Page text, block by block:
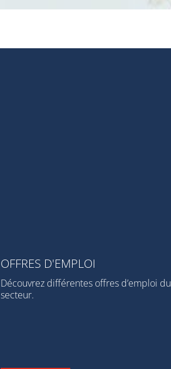
OFFRES D'EMPLOI
Découvrez différentes offres d’emploi du
secteur.